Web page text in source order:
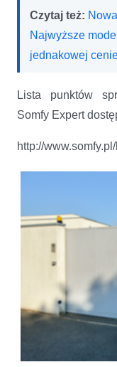
Czytaj też:
Najwyższe
jednakowej
Lista punktów
Somfy Expert
http://